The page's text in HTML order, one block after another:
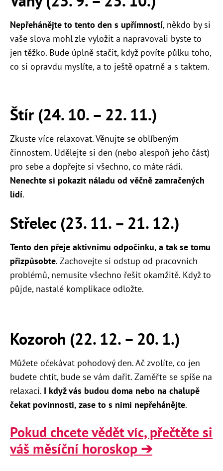
Nepřehánějte to tento den s upřímností, někdo by si
vaše slova mohl zle vyložit a napravovali byste to
jen těžko. Bude úplně stačit, když povíte půlku toho,
co si opravdu myslíte, a to ještě opatrně a s taktem.
Štír (24. 10. – 22. 11.)
Zkuste více relaxovat. Věnujte se oblíbeným
činnostem. Udělejte si den (nebo alespoň jeho část)
pro sebe a dopřejte si všechno, co máte rádi.
Nenechte si pokazit náladu od věčně zamračených
lidí.
Střelec (23. 11. – 21. 12.)
Tento den přeje aktivnímu odpočinku, a tak se tomu
přizpůsobte. Zachovejte si odstup od pracovních
problémů, nemusíte všechno řešit okamžitě. Když to
půjde, nastalé komplikace odložte.
Kozoroh (22. 12. – 20. 1.)
Můžete očekávat pohodový den. Ač zvolíte, co jen
budete chtít, bude se vám dařit. Zaměřte se spíše na
relaxaci. I když vás budou doma nebo na chalupě
čekat povinnosti, zase to s nimi nepřehánějte.
Pokud chcete vědět víc, přečtěte si
váš měsíční horoskop ➔